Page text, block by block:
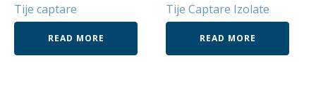
Tije captare
READ MORE
Tije Captare Izolate
READ MORE